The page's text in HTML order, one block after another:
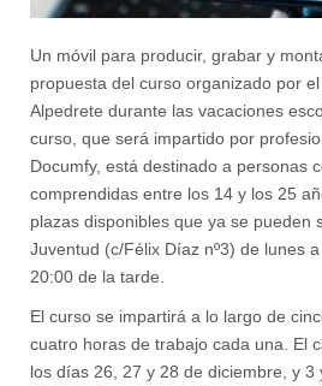
Un móvil para producir, grabar y
propuesta del curso organizado por
Alpedrete durante las vacaciones
curso, que será impartido por
Documfy, está destinado a personas
comprendidas entre los 14 y los 25
plazas disponibles que ya se pueden
Juventud (c/Félix Díaz nº3) de lunes
20:00 de la tarde.
El curso se impartirá a lo largo de
cuatro horas de trabajo cada una. El
los días 26, 27 y 28 de diciembre, y